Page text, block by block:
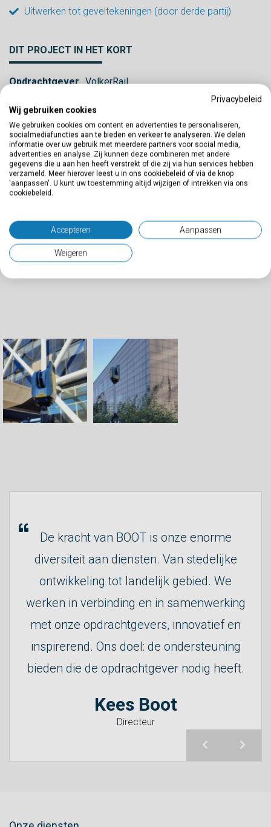
Uitwerken tot geveltekeningen (door derde partij)
DIT PROJECT IN HET KORT
Opdrachtgever VolkerRail
Uitvoering 2024
Vakgebied GEO-informatie, 3D-laserscanning,
Situatie-hoogtemetingen & DTM
Deel dit project
De kracht van BOOT is onze enorme
diversiteit aan diensten. Van stedelijke
ontwikkeling tot landelijk gebied. We
werken in verbinding en in samenwerking
met onze opdrachtgevers, innovatief en
inspirerend. Ons doel: de ondersteuning
bieden die de opdrachtgever nodig heeft.
Kees Boot
Directeur
Ralph van Rees
Paulien de Ruiter
Privacybeleid
Wij gebruiken cookies
We gebruiken cookies om content en advertenties te personaliseren,
socialmediafuncties aan te bieden en verkeer te analyseren. We delen
informatie over uw gebruik met meerdere partners voor social media,
advertenties en analyse. Zij kunnen deze combineren met andere
gegevens die u aan hen heeft verstrekt of die zij via hun services hebben
verzameld. Meer hierover leest u in ons cookiebeleid of via de knop
'aanpassen'. U kunt uw toestemming altijd wijzigen of intrekken via ons
cookiebeleid.
Accepteren Aanpassen
Weigeren